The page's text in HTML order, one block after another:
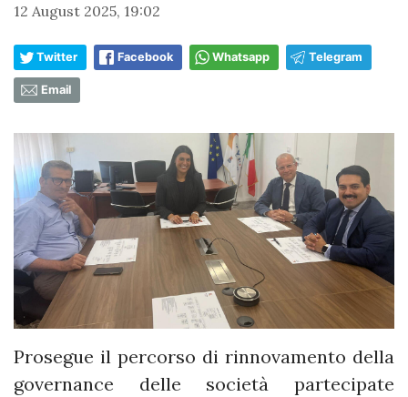
12 August 2025, 19:02
Twitter Facebook Whatsapp Telegram
Email
Prosegue il percorso di rinnovamento della
governance delle società partecipate